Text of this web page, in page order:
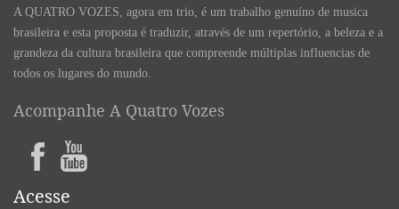
A QUATRO VOZES, agora em trio, é um trabalho genuíno de musica
brasileira e esta proposta é traduzir, através de um repertório, a beleza e a
grandeza da cultura brasileira que compreende múltiplas influencias de
todos os lugares do mundo.
Acompanhe A Quatro Vozes
Acesse